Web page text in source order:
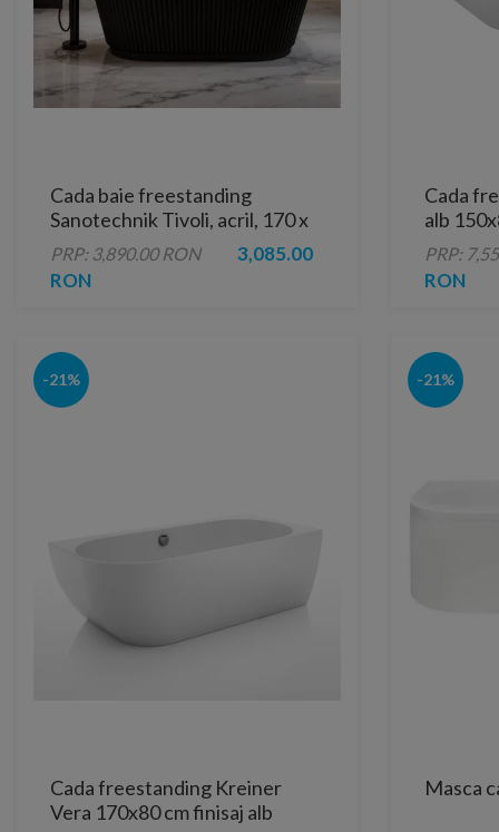
Cada baie freestanding
Sanotechnik Tivoli, acril, 170 x
75 x 58 cm, negru
PRP: 3,890.00 RON
3,085.00
RON
Cada
alb
PRP:
RON
-21%
Cada freestanding Kreiner
Vera 170x80 cm finisaj alb
-21%
Masca